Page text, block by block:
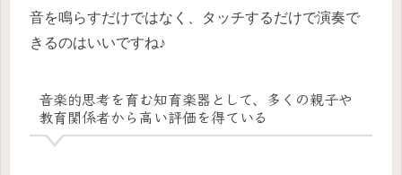
音を鳴らすだけではなく、タッチするだけで演奏で
きるのはいいですね♪
音楽的思考を育む知育楽器として、多くの親子や
教育関係者から高い評価を得ている